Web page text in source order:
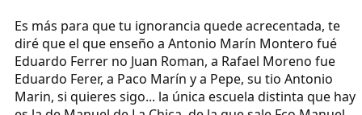
Es más para que tu ignorancia quede acrecentada, te
diré que el que enseño a Antonio Marín Montero fué
Eduardo Ferrer no Juan Roman, a Rafael Moreno fue
Eduardo Ferer, a Paco Marín y a Pepe, su tio Antonio
Marin, si quieres sigo... la única escuela distinta que hay